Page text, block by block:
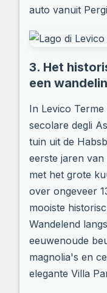
auto vanuit
3. Het
een
In Levico
secolare degli
tuin uit de
eerste jaren van
met het grote
over ongeveer
mooiste
Wandelend
eeuwenoude
magnolia's en
elegante Villa